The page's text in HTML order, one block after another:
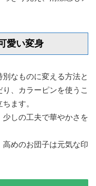
愛い変身
なものに変える方法と
、カラーピンを使うこ
ます。
しの工夫で華やかさを
めのお団子は元気な印